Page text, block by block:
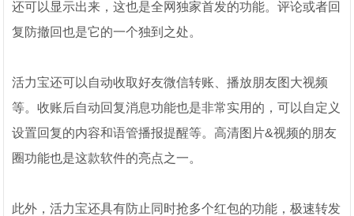
还可以显示出来，这也是全网独家首发的功能。评论或者回
复防撤回也是它的一个独到之处。
活力宝还可以自动收取好友微信转账、播放朋友图大视频
等。收账后自动回复消息功能也是非常实用的，可以自定义
设置回复的内容和语管播报提醒等。高清图片&视频的朋友
圈功能也是这款软件的亮点之一。
此外，活力宝还具有防止同时抢多个红包的功能，极速转发